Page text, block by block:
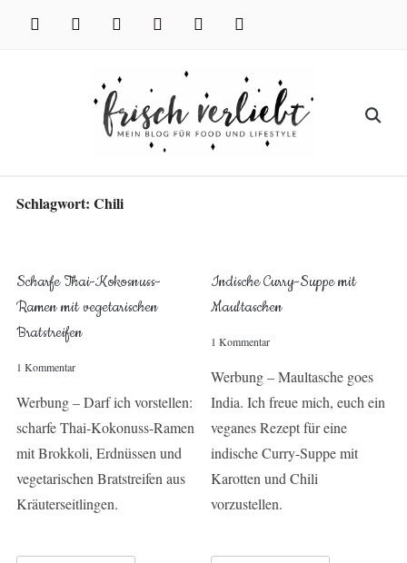
facebook instagram pinterest twitter xing youtube
Search
Schlagwort: Chili
Scharfe Thai-Kokosnuss-
Ramen mit vegetarischen
Bratstreifen
1 Kommentar
Werbung – Darf ich vorstellen:
scharfe Thai-Kokonuss-Ramen
mit Brokkoli, Erdnüssen und
vegetarischen Bratstreifen aus
Kräuterseitlingen.
Indische Curry-Suppe mit
Maultaschen
1 Kommentar
Werbung – Maultasche goes
India. Ich freue mich, euch ein
veganes Rezept für eine
indische Curry-Suppe mit
Karotten und Chili
vorzustellen.